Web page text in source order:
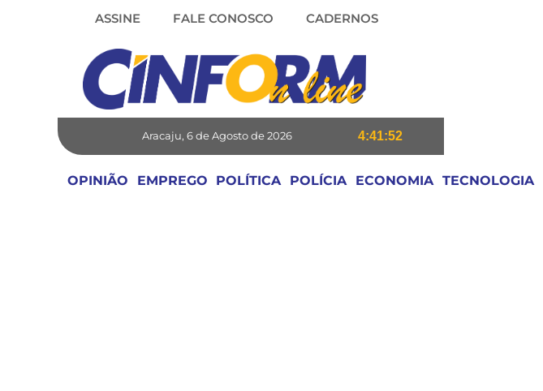
ASSINE FALE CONOSCO CADERNOS
Aracaju, 6 de Agosto de 2026 4:41:53
OPINIÃO EMPREGO POLÍTICA POLÍCIA ECONOMIA TECNOLOGIA